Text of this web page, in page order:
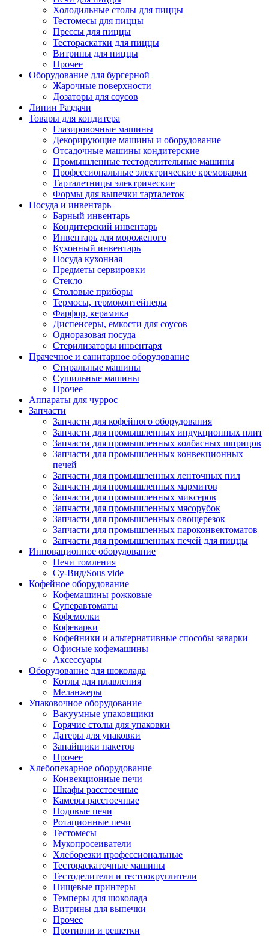
Холодильные столы для пиццы
Тестомесы для пиццы
Прессы для пиццы
Тестораскатки для пиццы
Витрины для пиццы
Прочее
Оборудование для бургерной
Жарочные поверхности
Дозаторы для соусов
Линии Раздачи
Товары для кондитера
Глазировочные машины
Декорирующие машины и оборудование
Отсадочные машины кондитерские
Промышленные тестоделительные машины
Профессиональные электрические кремоварки
Тарталетницы электрические
Формы для выпечки тарталеток
Посуда и инвентарь
Барный инвентарь
Кондитерский инвентарь
Инвентарь для мороженого
Кухонный инвентарь
Посуда кухонная
Предметы сервировки
Стекло
Столовые приборы
Термосы, термоконтейнеры
Фарфор, керамика
Диспенсеры, емкости для соусов
Одноразовая посуда
Стерилизаторы инвентаря
Прачечное и санитарное оборудование
Стиральные машины
Сушильные машины
Прочее
Аппараты для чуррос
Запчасти
Запчасти для кофейного оборудования
Запчасти для промышленных индукционных плит
Запчасти для промышленных колбасных шприцов
Запчасти для промышленных конвекционных
печей
Запчасти для промышленных ленточных пил
Запчасти для промышленных мармитов
Запчасти для промышленных миксеров
Запчасти для промышленных мясорубок
Запчасти для промышленных овощерезок
Запчасти для промышленных пароконвектоматов
Запчасти для промышленных печей для пиццы
Инновационное оборудование
Печи томления
Су-Вид/Sous vide
Кофейное оборудование
Кофемашины рожковые
Суперавтоматы
Кофемолки
Кофеварки
Кофейники и альтернативные способы заварки
Офисные кофемашины
Аксессуары
Оборудование для шоколада
Котлы для плавления
Меланжеры
Упаковочное оборудование
Вакуумные упаковщики
Горячие столы для упаковки
Датеры для упаковки
Запайщики пакетов
Прочее
Хлебопекарное оборудование
Конвекционные печи
Шкафы расстоечные
Камеры расстоечные
Подовые печи
Ротационные печи
Тестомесы
Мукопросеиватели
Хлеборезки профессиональные
Тестораскаточные машины
Тестоделители и тестоокруглители
Пищевые принтеры
Темперы для шоколада
Витрины для выпечки
Прочее
Противни и решетки